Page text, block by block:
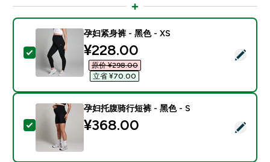
Select this product - 孕妇紧身裤 - 黑色 - XS
孕妇紧身裤 - 黑色 - XS
discounted price
¥228.00‎
原价 ¥298.00‎
立省 ¥70.00‎
Select this product - 孕妇托腹骑行短裤 - 黑色 - S
孕妇托腹骑行短裤 - 黑色 - S
¥368.00‎